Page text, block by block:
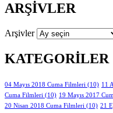
ARŞIVLER
Arşivler
KATEGORILER
04 Mayıs 2018 Cuma Filmleri (10) 11
Cuma Filmleri (10) 19 Mayıs 2017
20 Nisan 2018 Cuma Filmleri (10) 21